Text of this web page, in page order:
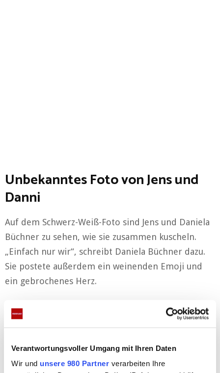
Verantwortungsvoller Umgang mit Ihren Daten
Wir und unsere 980 Partner verarbeiten Ihre
Unbekanntes Foto von Jens und
Danni
Auf dem Schwerz-Weiß-Foto sind Jens und Daniela
Büchner zu sehen, wie sie zusammen kuscheln.
„Einfach nur wir“, schreibt Daniela Büchner dazu.
Sie postete außerdem ein weinenden Emoji und
ein gebrochenes Herz.